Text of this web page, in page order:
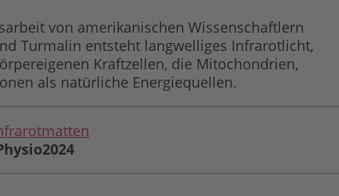
von amerikanischen Wissenschaftlern
Turmalin entsteht langwelliges Infrarotlicht,
Kraftzellen, die Mitochondrien,
als natürliche Energiequellen.